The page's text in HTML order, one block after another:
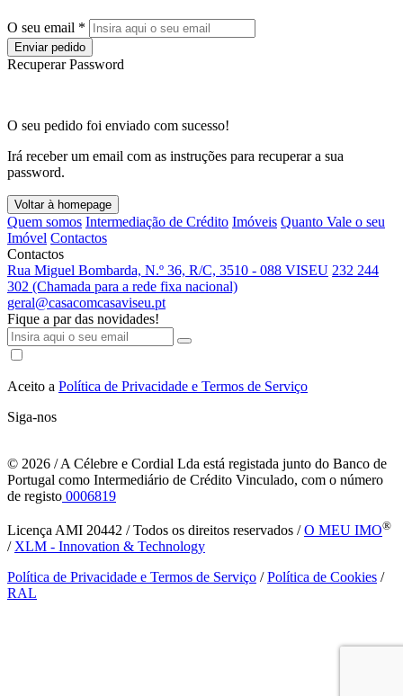
O seu email *
Enviar pedido
Recuperar Password
O seu pedido foi enviado com sucesso!
Irá receber um email com as instruções para recuperar a sua
password.
Voltar à homepage
Quem somos Intermediação de Crédito Imóveis Quanto Vale o seu
Imóvel Contactos
Contactos
Rua Miguel Bombarda, N.º 36, R/C, 3510 - 088 VISEU 232 244
302 (Chamada para a rede fixa nacional)
geral@casacomcasaviseu.pt
Fique a par das novidades!
Aceito a Política de Privacidade e Termos de Serviço
Siga-nos
© 2026 / A Célebre e Cordial Lda está registada junto do Banco de
Portugal como Intermediário de Crédito Vinculado, com o número
de registo 0006819
Licença AMI 20442 / Todos os direitos reservados /O MEU IMO®
/ XLM - Innovation & Technology
Política de Privacidade e Termos de Serviço /Política de Cookies /
RAL